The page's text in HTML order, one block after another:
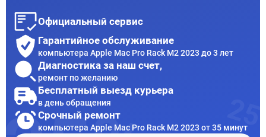
Официальный сервис
Гарантийное обслуживание
компьютера Apple Mac Pro Rack M2 2023 до 3 лет
Диагностика за наш счет,
ремонт по желанию
Бесплатный выезд курьера
в день обращения
Срочный ремонт
компьютера Apple Mac Pro Rack M2 2023 от 35 минут